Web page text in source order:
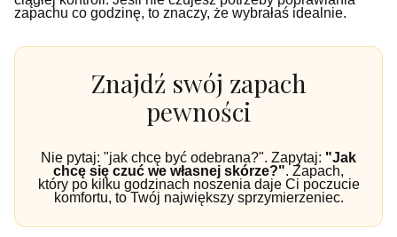
zapachu co godzinę, to znaczy, że wybrałaś idealnie.
Znajdź swój zapach
pewności
Nie pytaj: "jak chcę być odebrana?". Zapytaj: "Jak
chcę się czuć we własnej skórze?". Zapach,
który po kilku godzinach noszenia daje Ci poczucie
komfortu, to Twój największy sprzymierzeniec.